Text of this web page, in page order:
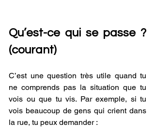
Qu’est-ce qui se passe ?
(courant)
C’est une question très utile quand tu
ne comprends pas la situation que tu
vois ou que tu vis. Par exemple, si tu
vois beaucoup de gens qui crient dans
la rue, tu peux demander :